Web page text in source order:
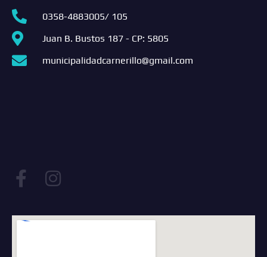
0358-4883005/ 105
Juan B. Bustos 187 - CP: 5805
municipalidadcarnerillo@gmail.com